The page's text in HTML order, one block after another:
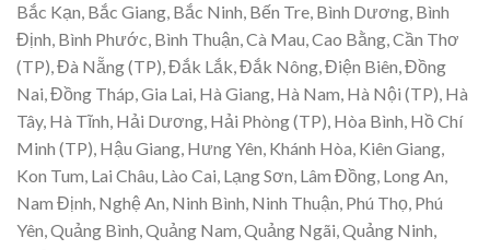
Bắc Kạn, Bắc Giang, Bắc Ninh, Bến Tre, Bình Dương, Bình
Định, Bình Phước, Bình Thuận, Cà Mau, Cao Bằng, Cần Thơ
(TP), Đà Nẵng (TP), Đắk Lắk, Đắk Nông, Điện Biên, Đồng
Nai, Đồng Tháp, Gia Lai, Hà Giang, Hà Nam, Hà Nội (TP), Hà
Tây, Hà Tĩnh, Hải Dương, Hải Phòng (TP), Hòa Bình, Hồ Chí
Minh (TP), Hậu Giang, Hưng Yên, Khánh Hòa, Kiên Giang,
Kon Tum, Lai Châu, Lào Cai, Lạng Sơn, Lâm Đồng, Long An,
Nam Định, Nghệ An, Ninh Bình, Ninh Thuận, Phú Thọ, Phú
Yên, Quảng Bình, Quảng Nam, Quảng Ngãi, Quảng Ninh,